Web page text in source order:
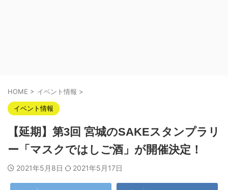
HOME > イベント情報 >
イベント情報
【延期】第3回 宮城のSAKEスタンプラリ
ー「マスクではしご酒」が開催決定！
2021年5月8日 2021年5月17日